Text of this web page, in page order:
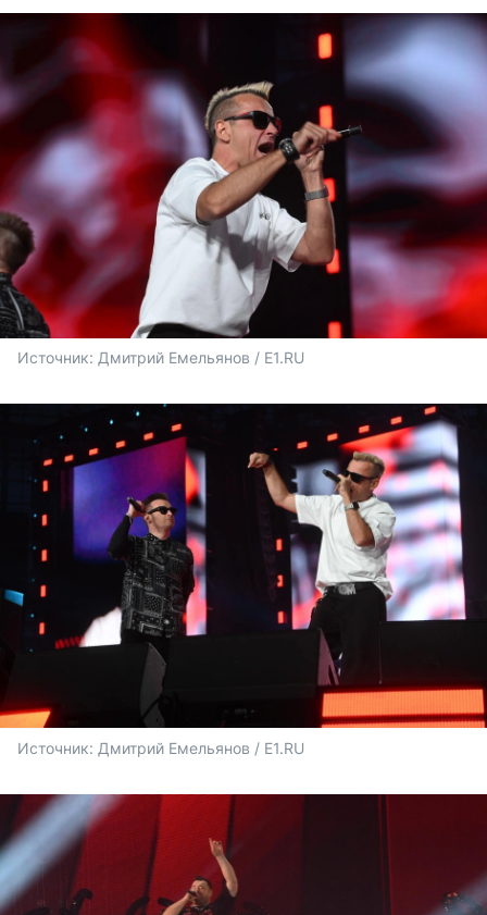
Источник: Дмитрий Емельянов / E1.RU
Источник: Дмитрий Емельянов / E1.RU